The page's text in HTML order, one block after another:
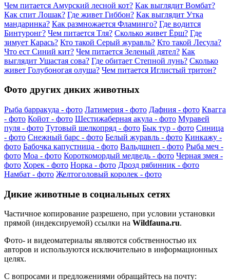
Чем питается Амурский лесной кот? Как выглядит Вомбат?
Как спит Лошак? Где живет Гиббон? Как выглядит Утка
мандаринка? Как размножается Фламинго? Где водится
Бинтуронг? Чем питается Тля? Сколько живет Ёрш? Где
зимует Карась? Кто такой Серый журавль? Кто такой Лесула?
Что ест Синий кит? Чем питается Зеленый дятел? Как
выглядит Ушастая сова? Где обитает Степной лунь? Сколько
живет Голубоногая олуша? Чем питается Иглистый тритон?
Фото других диких животных
Рыба барракуда - фото Латимерия - фото Дафния - фото Квагга
- фото Койот - фото Шестижаберная акула - фото Муравей
пуля - фото Тутовый шелкопряд - фото Бык тур - фото Синица
- фото Снежный барс - фото Белый журавль - фото Кинкажу -
фото Бабочка капустница - фото Вальдшнеп - фото Рыба меч -
фото Моа - фото Короткомордый медведь - фото Черная змея -
фото Хорек - фото Норка - фото Дрозд рябинник - фото
Намбат - фото Желтоголовый королек - фото
Дикие животные в социальных сетях
Частичное копирование разрешено, при условии установки
прямой (индексируемой) ссылки на Wildfauna.ru.
Фото- и видеоматериалы являются собственностью их
авторов и используются исключительно в информационных
целях.
С вопросами и предложениями обращайтесь на почту: